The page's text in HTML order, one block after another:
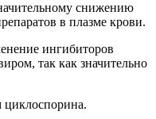
снижению
в плазме крови.
ингибиторов
так как значительно
циклоспорина.